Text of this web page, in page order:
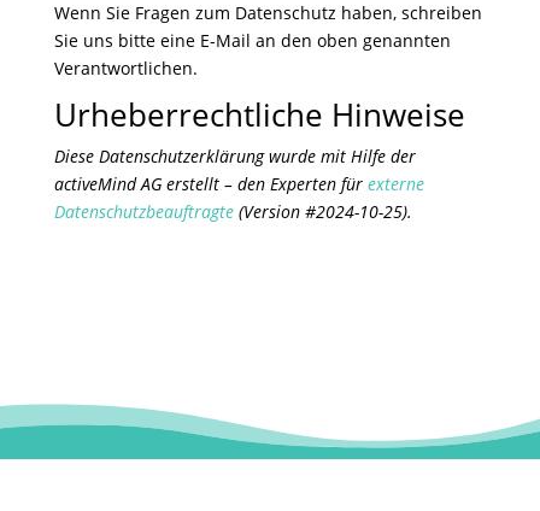
Wenn Sie Fragen zum Datenschutz haben, schreiben
Sie uns bitte eine E-Mail an den oben genannten
Verantwortlichen.
Urheberrechtliche Hinweise
Diese Datenschutzerklärung wurde mit Hilfe der
activeMind AG erstellt – den Experten für externe
Datenschutzbeauftragte(Version #2024-10-25).